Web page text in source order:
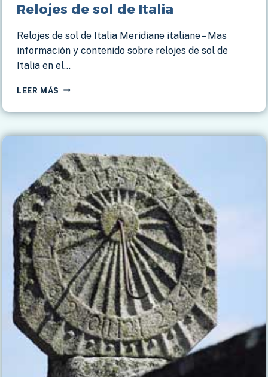
Relojes de sol de Italia
Relojes de sol de Italia Meridiane italiane – Mas
información y contenido sobre relojes de sol de
Italia en el…
LEER MÁS RELOJES
SOL
ITALIA